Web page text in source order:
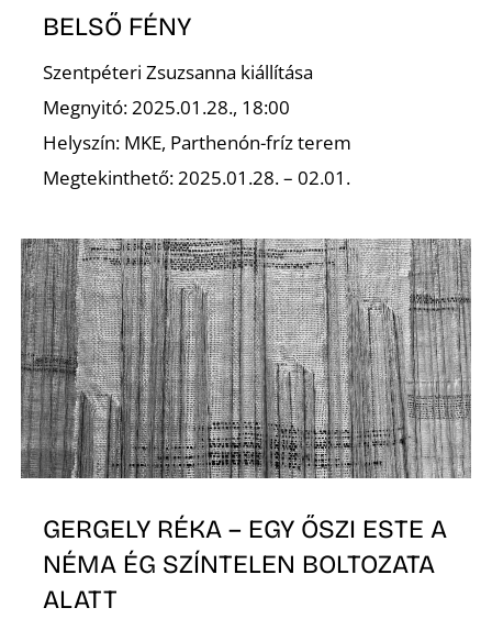
BELSŐ FÉNY
Szentpéteri Zsuzsanna kiállítása
Megnyitó: 2025.01.28., 18:00
Helyszín: MKE, Parthenón-fríz terem
Megtekinthető: 2025.01.28. – 02.01.
GERGELY RÉKA – EGY ŐSZI ESTE A
NÉMA ÉG SZÍNTELEN BOLTOZATA
ALATT